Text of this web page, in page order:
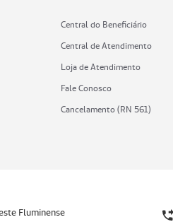
Central do Beneficiário
Central de Atendimento
Loja de Atendimento
Fale Conosco
Cancelamento (RN 561)
Fluminense